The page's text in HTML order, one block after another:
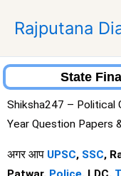
p
Rajputana
State
Shiksha247 – Political
Year Question Papers
अगर आप UPSC, SSC,